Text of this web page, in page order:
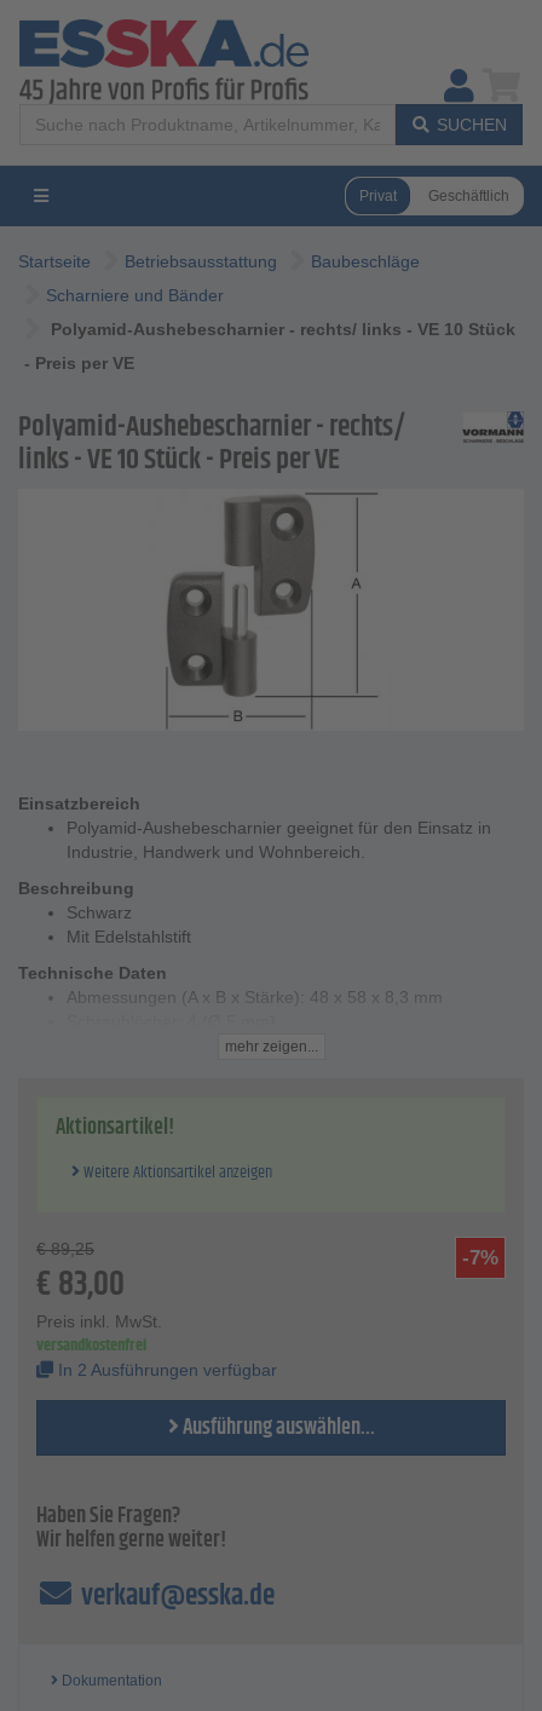
SUCHEN
Privat Geschäftlich
Startseite Betriebsausstattung
Baubeschläge
Scharniere und Bänder
Polyamid-Aushebescharnier - rechts/ links - VE 10 Stück
- Preis per VE
Polyamid-Aushebescharnier - rechts/
links - VE 10 Stück - Preis per VE
Einsatzbereich
Polyamid-Aushebescharnier geeignet für den Einsatz in
Industrie, Handwerk und Wohnbereich.
Beschreibung
Schwarz
Mit Edelstahlstift
Technische Daten
Abmessungen (A x B x Stärke): 48 x 58 x 8,3 mm
mehr zeigen...
Aktionsartikel!
Weitere Aktionsartikel anzeigen
-7%
€ 89,25
€83,00
Preis inkl. MwSt.
versandkostenfrei
In 2 Ausführungen verfügbar
Ausführung auswählen...
Haben Sie Fragen?
Wir helfen gerne weiter!
verkauf@esska.de
Dokumentation